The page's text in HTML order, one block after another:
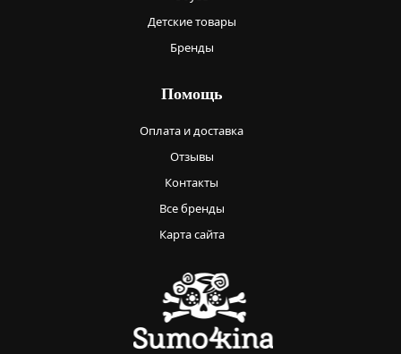
Детские товары
Бренды
Помощь
Оплата и доставка
Отзывы
Контакты
Все бренды
Карта сайта